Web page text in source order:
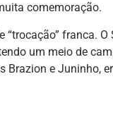
comemoração.
“trocação” franca.
um meio de
Brazion e Juninho,